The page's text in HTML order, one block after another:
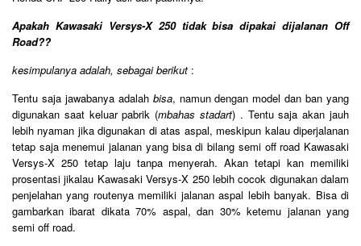
Apakah Kawasaki Versys-X 250 tidak bisa dipakai dijalanan Off
Road??
kesimpulanya adalah, sebagai berikut :
Tentu saja jawabanya adalah bisa, namun dengan model dan ban yang
digunakan saat keluar pabrik (mbahas stadart) . Tentu saja akan jauh
lebih nyaman jika digunakan di atas aspal, meskipun kalau diperjalanan
tetap saja menemui jalanan yang bisa di bilang semi off road Kawasaki
Versys-X 250 tetap laju tanpa menyerah. Akan tetapi kan memiliki
prosentasi jikalau Kawasaki Versys-X 250 lebih cocok digunakan dalam
penjelahan yang routenya memiliki jalanan aspal lebih banyak. Bisa di
gambarkan ibarat dikata 70% aspal, dan 30% ketemu jalanan yang
semi off road.